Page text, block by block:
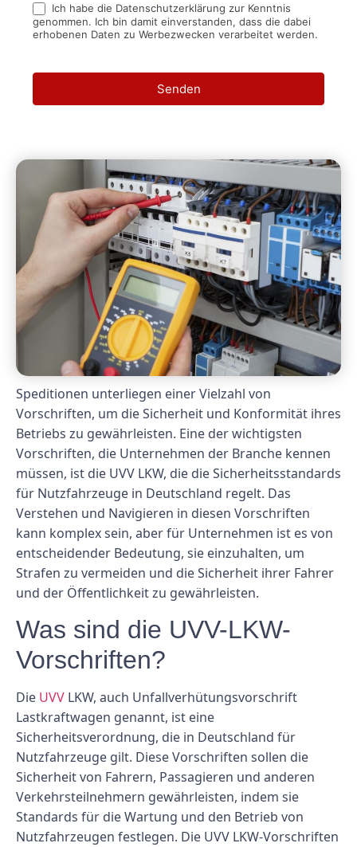
Ich habe die Datenschutzerklärung zur Kenntnis
genommen. Ich bin damit einverstanden, dass die dabei
erhobenen Daten zu Werbezwecken verarbeitet werden.
Senden
Speditionen unterliegen einer Vielzahl von
Vorschriften, um die Sicherheit und Konformität ihres
Betriebs zu gewährleisten. Eine der wichtigsten
Vorschriften, die Unternehmen der Branche kennen
müssen, ist die UVV LKW, die die Sicherheitsstandards
für Nutzfahrzeuge in Deutschland regelt. Das
Verstehen und Navigieren in diesen Vorschriften
kann komplex sein, aber für Unternehmen ist es von
entscheidender Bedeutung, sie einzuhalten, um
Strafen zu vermeiden und die Sicherheit ihrer Fahrer
und der Öffentlichkeit zu gewährleisten.
Was sind die UVV-LKW-
Vorschriften?
Die UVV LKW, auch Unfallverhütungsvorschrift
Lastkraftwagen genannt, ist eine
Sicherheitsverordnung, die in Deutschland für
Nutzfahrzeuge gilt. Diese Vorschriften sollen die
Sicherheit von Fahrern, Passagieren und anderen
Verkehrsteilnehmern gewährleisten, indem sie
Standards für die Wartung und den Betrieb von
Nutzfahrzeugen festlegen. Die UVV LKW-Vorschriften